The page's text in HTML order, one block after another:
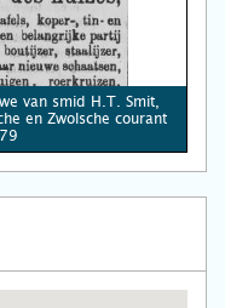
van smid H.T. Smit,
en Zwolsche courant